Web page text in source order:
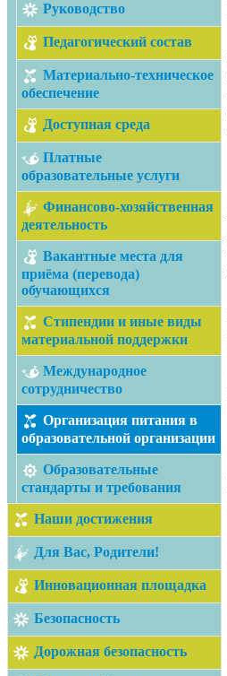
Руководство
Педагогический состав
Материально-техническое
обеспечение
Доступная среда
Платные
образовательные услуги
Финансово-хозяйственная
деятельность
Вакантные места для
приёма (перевода)
обучающихся
Стипендии и иные виды
материальной поддержки
Международное
сотрудничество
Организация питания в
образовательной организации
Образовательные
стандарты и требования
Наши достижения
Для Вас, Родители!
Инновационная площадка
Безопасность
Дорожная безопасность